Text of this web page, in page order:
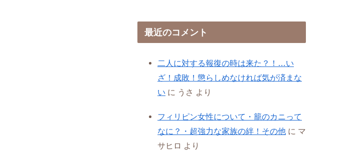
最近のコメント
二人に対する報復の時は来た？！…い
ざ！成敗！懲らしめなければ気が済まな
い に うさ より
フィリピン女性について・籠のカニって
なに？・超強力な家族の絆！その他 に マ
サヒロ より